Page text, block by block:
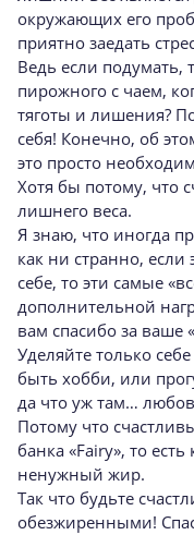
окружающих его
приятно заедать
Ведь если подумать,
пирожного с чаем,
тяготы и лишения?
себя! Конечно, об
это просто
Хотя бы потому, что
лишнего веса.
Я знаю, что иногда
как ни странно, если
себе, то эти самые
дополнительной
вам спасибо за ваше
Уделяйте только
быть хобби, или
да что уж там…
Потому что
банка «Fairy», то
ненужный жир.
Так что будьте
обезжиренными!